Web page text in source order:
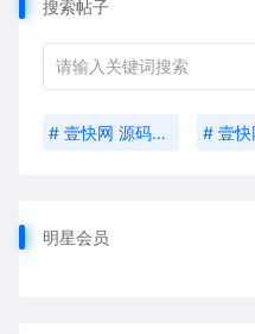
搜索帖子
# 壹快网 源码交易平台
明星会员